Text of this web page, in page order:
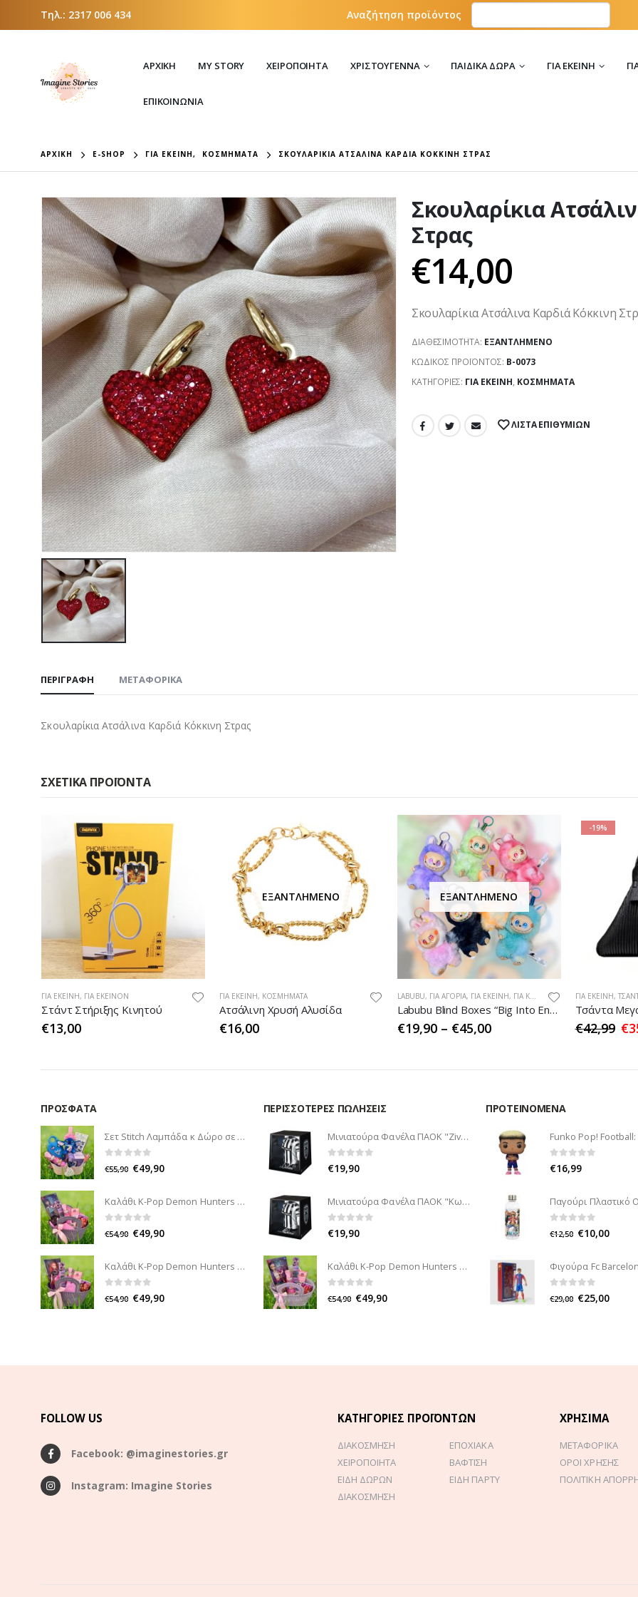
Τηλ.: 2317 006 434 Αναζήτηση προϊόντος
ΑΡΧΙΚΗ MY STORY ΧΕΙΡΟΠΟΊΗΤΑ ΧΡΙΣΤΟΎΓΕΝΝΑ ΠΑΙΔΙΚΆ ΔΏΡΑ ΓΙΑ ΕΚΕΊΝΗ
ΕΠΙΚΟΙΝΩΝΙΑ
ΑΡΧΙΚΉ E-SHOP ΓΙΑ ΕΚΕΊΝΗ, ΚΟΣΜΉΜΑΤΑ ΣΚΟΥΛΑΡΊΚΙΑ ΑΤΣΆΛΙΝΑ ΚΑΡΔΙΆ ΚΌΚΚΙΝΗ ΣΤΡΑΣ
Σκουλαρίκια
Στρας
€14,00
Σκουλαρίκια Ατσάλινα Καρδιά Κόκκινη
ΔΙΑΘΕΣΙΜΌΤΗΤΑ: ΕΞΑΝΤΛΗΜΈΝΟ
ΚΩΔΙΚΌΣ ΠΡΟΪΌΝΤΟΣ: Β-0073
ΚΑΤΗΓΟΡΊΕΣ: ΓΙΑ ΕΚΕΊΝΗ, ΚΟΣΜΉΜΑΤΑ
ΛΊΣΤΑ ΕΠΙΘΥΜΙΏΝ
ΠΕΡΙΓΡΑΦΉ ΜΕΤΑΦΟΡΙΚΑ
Σκουλαρίκια Ατσάλινα Καρδιά Κόκκινη Στρας
ΣΧΕΤΙΚΆ ΠΡΟΪΌΝΤΑ
ΓΙΑ ΕΚΕΊΝΗ, ΓΙΑ ΕΚΕΊΝΟΝ
Στάντ Στήριξης Κινητού
€13,00
ΕΞΑΝΤΛΗΜΈΝΟ
ΓΙΑ ΕΚΕΊΝΗ, ΚΟΣΜΉΜΑΤΑ
Ατσάλινη Χρυσή Αλυσίδα
€16,00
ΕΞΑΝΤΛΗΜΈΝΟ
LABUBU, ΓΙΑ ΑΓΌΡΙΑ, ΓΙΑ ΕΚΕΊΝΗ, ΓΙΑ ΚΟΡΊΤΣΙΑ , ΠΑΙΔΙΚΆ ,ΤΣΆΝΤΕΣ Κ
Labubu Blind Boxes “Big Into Energy”
€19,90– €45,00
-19%
ΓΙΑ ΕΚΕΊΝΗ,
Τσάντα
€42,99 €
ΠΡΌΣΦΑΤΑ
Σετ Stitch Λαμπάδα κ Δώρο σε Καλάθι
out of 5
€55,90 €49,90
Καλάθι K-Pop Demon Hunters Zoey με λαμπάδα κ δώρο
out of 5
€54,90 €49,90
Καλάθι K-Pop Demon Hunters Mira με λαμπάδα κ δώρο
out of 5
€54,90 €49,90
ΠΕΡΙΣΣΌΤΕΡΕΣ ΠΩΛΉΣΕΙΣ
Μινιατούρα Φανέλα ΠΑΟΚ "Zivkovic"
0out of 5
€19,90
Μινιατούρα Φανέλα ΠΑΟΚ "Κωνσταντέλιας"
0out of 5
€19,90
Καλάθι K-Pop Demon Hunters με λαμπάδα κ δώρο
out of 5
€54,90 €49,90
ΠΡΟΤΕΙΝΌΜΕΝΑ
0out of 5
€16,99
out of 5
€12,50 €10,00
out of 5
€29,00 €25,00
FOLLOW US
Facebook: @imaginestories.gr
Instagram: Imagine Stories
ΚΑΤΗΓΟΡΊΕΣ ΠΡΟΪΌΝΤΩΝ
ΔΙΑΚΟΣΜΗΣΗ
ΧΕΙΡΟΠΟΙΗΤΑ
ΕΙΔΗ ΔΩΡΩΝ
ΔΙΑΚΟΣΜΗΣΗ
ΕΠΟΧΙΑΚΑ
ΒΑΦΤΙΣΗ
ΕΙΔΗ ΠΑΡΤΥ
ΧΡΉΣΙΜΑ
ΜΕΤΑΦΟΡΙΚΑ
ΟΡΟΙ ΧΡΗΣΗΣ
ΠΟΛΙΤΙΚΗ